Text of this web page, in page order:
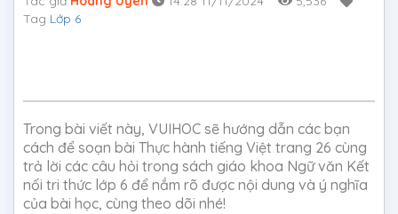
Tag Lớp 6
Trong bài viết này, VUIHOC sẽ hướng dẫn các bạn
cách để soạn bài Thực hành tiếng Việt trang 26 cùng
trả lời các câu hỏi trong sách giáo khoa Ngữ văn Kết
nối tri thức lớp 6 để nắm rõ được nội dung và ý nghĩa
của bài học, cùng theo dõi nhé!